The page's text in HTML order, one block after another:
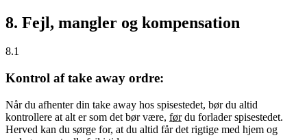
8. Fejl, mangler og kompensation
8.1
Kontrol af take away ordre:
Når du afhenter din take away hos spisestedet, bør du altid
kontrollere at alt er som det bør være, førdu forlader spisestedet.
Herved kan du sørge for, at du altid får det rigtige med hjem og